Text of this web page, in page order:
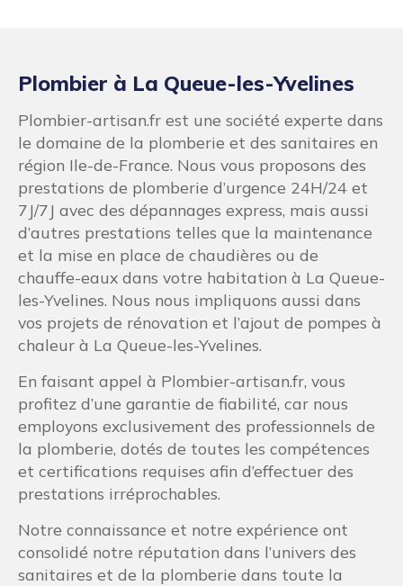
Plombier à La Queue-les-Yvelines
Plombier-artisan.fr est une société experte dans
le domaine de la plomberie et des sanitaires en
région Ile-de-France. Nous vous proposons des
prestations de plomberie d’urgence 24H/24 et
7J/7J avec des dépannages express, mais aussi
d’autres prestations telles que la maintenance
et la mise en place de chaudières ou de
chauffe-eaux dans votre habitation à La Queue-
les-Yvelines. Nous nous impliquons aussi dans
vos projets de rénovation et l’ajout de pompes à
chaleur à La Queue-les-Yvelines.
En faisant appel à Plombier-artisan.fr, vous
profitez d’une garantie de fiabilité, car nous
employons exclusivement des professionnels de
la plomberie, dotés de toutes les compétences
et certifications requises afin d’effectuer des
prestations irréprochables.
Notre connaissance et notre expérience ont
consolidé notre réputation dans l’univers des
sanitaires et de la plomberie dans toute la